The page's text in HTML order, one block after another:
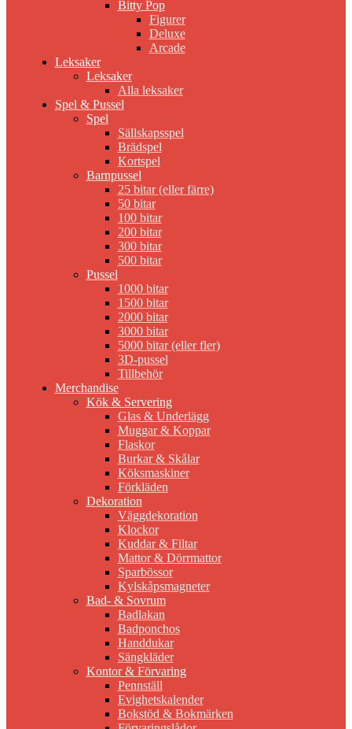
Bitty Pop
Figurer
Deluxe
Arcade
Leksaker
Leksaker
Alla leksaker
Spel & Pussel
Spel
Sällskapsspel
Brädspel
Kortspel
Barnpussel
25 bitar (eller färre)
50 bitar
100 bitar
200 bitar
300 bitar
500 bitar
Pussel
1000 bitar
1500 bitar
2000 bitar
3000 bitar
5000 bitar (eller fler)
3D-pussel
Tillbehör
Merchandise
Kök & Servering
Glas & Underlägg
Muggar & Koppar
Flaskor
Burkar & Skålar
Köksmaskiner
Förkläden
Dekoration
Väggdekoration
Klockor
Kuddar & Filtar
Mattor & Dörrmattor
Sparbössor
Kylskåpsmagneter
Bad- & Sovrum
Badlakan
Badponchos
Handdukar
Sängkläder
Kontor & Förvaring
Pennställ
Evighetskalender
Bokstöd & Bokmärken